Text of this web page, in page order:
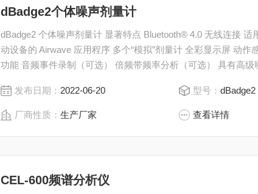
dBadge2个体噪声剂量计
dBadge2 个体噪声剂量计 显著特点 Bluetooth® 4.0 无线连接 适用于手机和平板电脑等移
动设备的 Airwave 应用程序 多个“模拟”剂量计 全彩显示屏 动作
功能 音频事件录制（可选） 倍频带频率分析（可选） 具有高级
发布日期： 2022-06-20 型号： dBadge2
厂商性质：生产厂家 查看详情
CEL-600频谱分析仪